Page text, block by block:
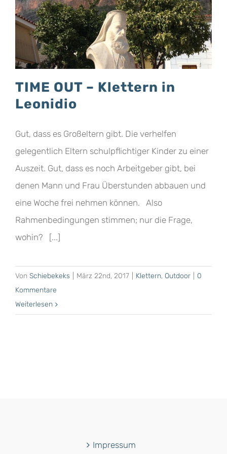
TIME OUT – Klettern in
Leonidio
Gut, dass es Großeltern gibt. Die verhelfen
gelegentlich Eltern schulpflichtiger Kinder zu einer
Auszeit. Gut, dass es noch Arbeitgeber gibt, bei
denen Mann und Frau Überstunden abbauen und
eine Woche frei nehmen können. Also
Rahmenbedingungen stimmen; nur die Frage,
wohin? [...]
Von Schiebekeks März 22nd, 2017 Klettern, Outdoor
0
Kommentare
Weiterlesen
Impressum